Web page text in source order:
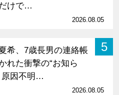
けで…
2026.08.05
5
希、7歳長男の連絡帳
れた衝撃の“お知ら
因不明…
2026.08.05